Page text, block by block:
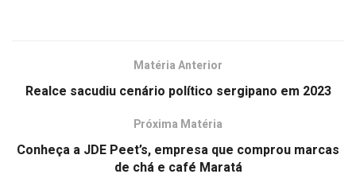
Matéria Anterior
Realce sacudiu cenário político sergipano em 2023
Próxima Matéria
Conheça a JDE Peet’s, empresa que comprou marcas
de chá e café Maratá